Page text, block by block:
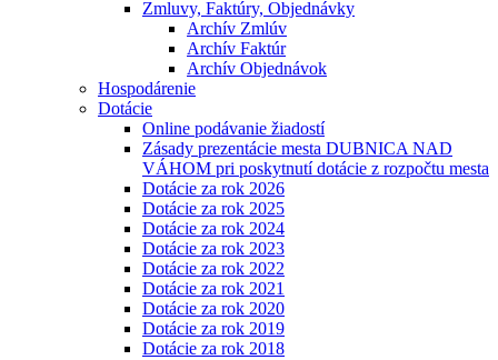
Zmluvy, Faktúry, Objednávky
Archív Zmlúv
Archív Faktúr
Archív Objednávok
Hospodárenie
Dotácie
Online podávanie žiadostí
Zásady prezentácie mesta DUBNICA NAD
VÁHOM pri poskytnutí dotácie z rozpočtu mesta
Dotácie za rok 2026
Dotácie za rok 2025
Dotácie za rok 2024
Dotácie za rok 2023
Dotácie za rok 2022
Dotácie za rok 2021
Dotácie za rok 2020
Dotácie za rok 2019
Dotácie za rok 2018